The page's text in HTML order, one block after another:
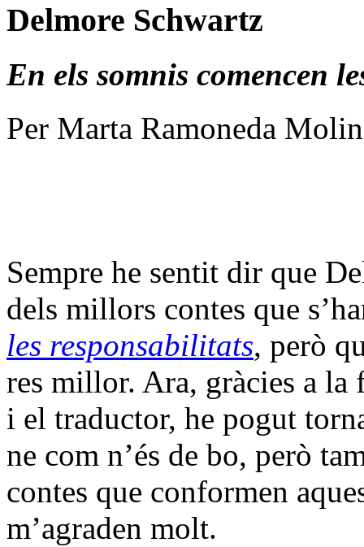
Delmore Schwartz
En els somnis comencen
Per Marta Ramoneda
Sempre he sentit dir que
dels millors contes que
les responsabilitats, però
res millor. Ara, gràcies a la
i el traductor, he pogut
ne com n’és de bo, però
contes que conformen
m’agraden molt.